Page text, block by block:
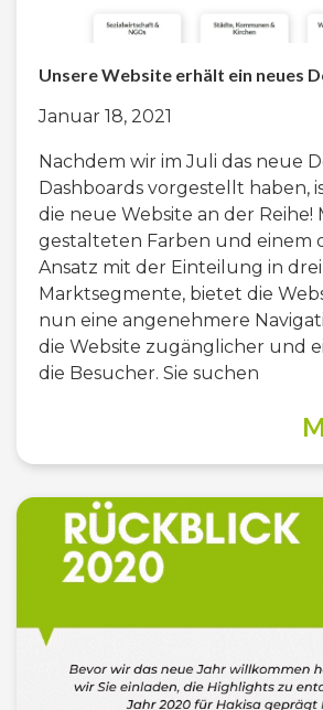
Unsere Website erhält ein neues
Januar 18, 2021
Nachdem wir im Juli das neue
Dashboards vorgestellt haben,
die neue Website an der Reihe!
gestalteten Farben und einem
Ansatz mit der Einteilung in drei
Marktsegmente, bietet die
nun eine angenehmere
die Website zugänglicher und
die Besucher. Sie suchen